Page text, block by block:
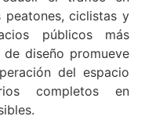
ciclistas y
públicos más
diseño promueve
del espacio
completos en